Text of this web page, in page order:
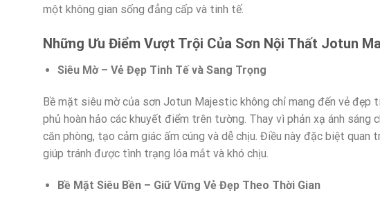
một không gian sống đẳng cấp và tinh tế.
Những Ưu Điểm Vượt Trội Của Sơn Nội Thất Jotun
Siêu Mờ – Vẻ Đẹp Tinh Tế và Sang Trọng
Bề mặt siêu mờ của sơn Jotun Majestic không chỉ mang đến vẻ đẹp
phủ hoàn hảo các khuyết điểm trên tường. Thay vì phản xạ ánh sáng
căn phòng, tạo cảm giác ấm cúng và dễ chịu. Điều này đặc biệt quan
giúp tránh được tình trạng lóa mắt và khó chịu.
Bề Mặt Siêu Bền – Giữ Vững Vẻ Đẹp Theo Thời Gian